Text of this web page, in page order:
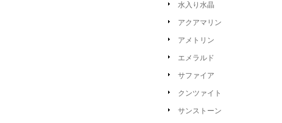
水入り水晶
アクアマリン
アメトリン
エメラルド
サファイア
クンツァイト
サンストーン